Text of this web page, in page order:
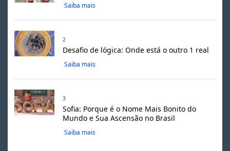
Saiba mais
2
Desafio de lógica: Onde está o outro 1 real
Saiba mais
3
Sofia: Porque é o Nome Mais Bonito do
Mundo e Sua Ascensão no Brasil
Saiba mais